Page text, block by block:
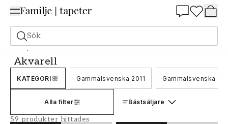
Sök
Tapeter Varumärken Duro Akvarell
Akvarell
KATEGORI Gammalsvenska 2011 Gammalsvenska
Alla filter Bästsäljare
59 produkter hittades